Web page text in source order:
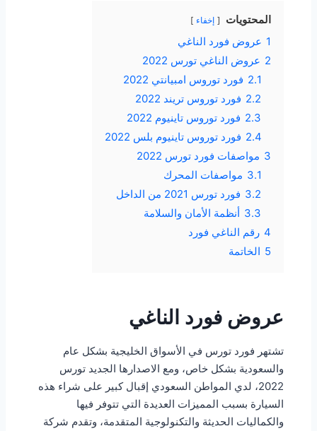
المحتويات إخفاء
1 عروض فورد الناغي
2 عروض الناغي تورس 2022
2.1 فورد توروس امبيانتي 2022
2.2 فورد توروس تريند 2022
2.3 فورد توروس تاينيوم 2022
2.4 فورد توروس تاينيوم بلس 2022
3 مواصفات فورد تورس 2022
3.1 مواصفات المحرك
3.2 فورد تورس 2021 من الداخل
3.3 أنظمة الأمان والسلامة
4 رقم الناغي فورد
5 الخاتمة
عروض فورد الناغي
تشتهر فورد تورس في الأسواق الخليجية بشكل عام
والسعودية بشكل خاص، ومع الاصدارها الجديد تورس
2022، لدي المواطن السعودي إقبال كبير على شراء هذه
السيارة بسبب المميزات العديدة التي تتوفر فيها
والكماليات الحديثة والتكنولوجية المتقدمة، وتقدم شركة